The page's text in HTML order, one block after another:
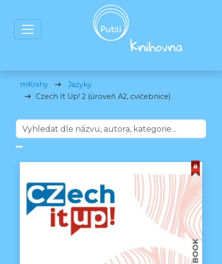
mKnihy
Jazyky
Czech It Up! 2 (úroveň A2, cvičebnice)